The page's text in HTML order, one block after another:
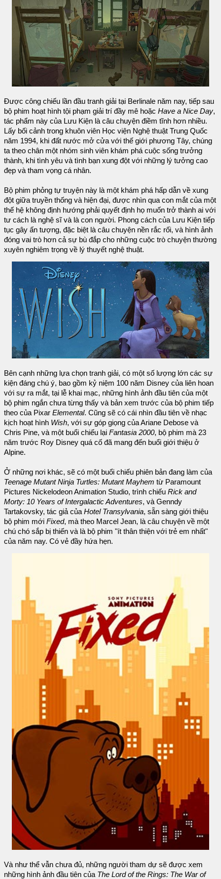
Được công chiếu lần đầu tranh giải tại Berlinale năm nay, tiếp sau
bộ phim hoạt hình tội phạm giải trí đầy mê hoặc Have a Nice Day,
tác phẩm này của Lưu Kiện là câu chuyện điềm tĩnh hơn nhiều.
Lấy bối cảnh trong khuôn viên Học viện Nghệ thuật Trung Quốc
năm 1994, khi đất nước mở cửa với thế giới phương Tây, chúng
ta theo chân một nhóm sinh viên khám phá cuộc sống trưởng
thành, khi tình yêu và tình bạn xung đột với những lý tưởng cao
đẹp và tham vọng cá nhân.
Bộ phim phỏng tự truyện này là một khám phá hấp dẫn về xung
đột giữa truyền thống và hiện đại, được nhìn qua con mắt của một
thế hệ không định hướng phải quyết định họ muốn trở thành ai với
tư cách là nghệ sĩ và là con người. Phong cách của Lưu Kiện tiếp
tục gây ấn tượng, đặc biệt là câu chuyện nền rắc rối, và hình ảnh
đóng vai trò hơn cả sự bù đắp cho những cuộc trò chuyện thường
xuyên nghiêm trọng về lý thuyết nghệ thuật.
Bên cạnh những lựa chọn tranh giải, có một số lượng lớn các sự
kiện đáng chú ý, bao gồm kỷ niệm 100 năm Disney của liên hoan
với sự ra mắt, tại lễ khai mạc, những hình ảnh đầu tiên của một
bộ phim ngắn chưa từng thấy và bản xem trước của bộ phim tiếp
theo của Pixar Elemental. Cũng sẽ có cái nhìn đầu tiên về nhạc
kịch hoạt hình Wish, với sự góp giọng của Ariane Debose và
Chris Pine, và một buổi chiếu lại Fantasia 2000, bộ phim mà 23
năm trước Roy Disney quá cố đã mang đến buổi giới thiệu ở
Alpine.
Ở những nơi khác, sẽ có một buổi chiếu phiên bản đang làm của
Teenage Mutant Ninja Turtles: Mutant Mayhem từ Paramount
Pictures Nickelodeon Animation Studio, trình chiếu Rick and
Morty: 10 Years of Intergalactic Adventures, và Genndy
Tartakovsky, tác giả của Hotel Transylvania, sẵn sàng giới thiệu
bộ phim mới Fixed, mà theo Marcel Jean, là câu chuyện về một
chú chó sắp bị thiến và là bộ phim "ít thân thiện với trẻ em nhất"
của năm nay. Có vẻ đầy hứa hẹn.
Và như thể vẫn chưa đủ, những người tham dự sẽ được xem
những hình ảnh đầu tiên của The Lord of the Rings: The War of